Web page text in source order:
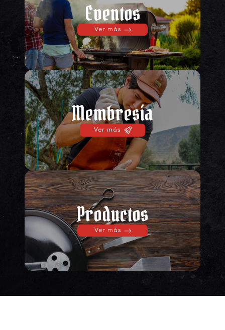
Eventos
Ver más
Membresía
Ver más
Productos
Ver más